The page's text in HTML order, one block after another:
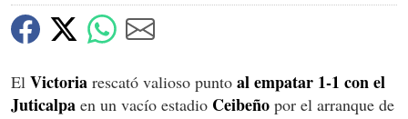
El Victoria rescató valioso punto al empatar 1-1 con el
Juticalpa en un vacío estadio Ceibeño por el arranque de